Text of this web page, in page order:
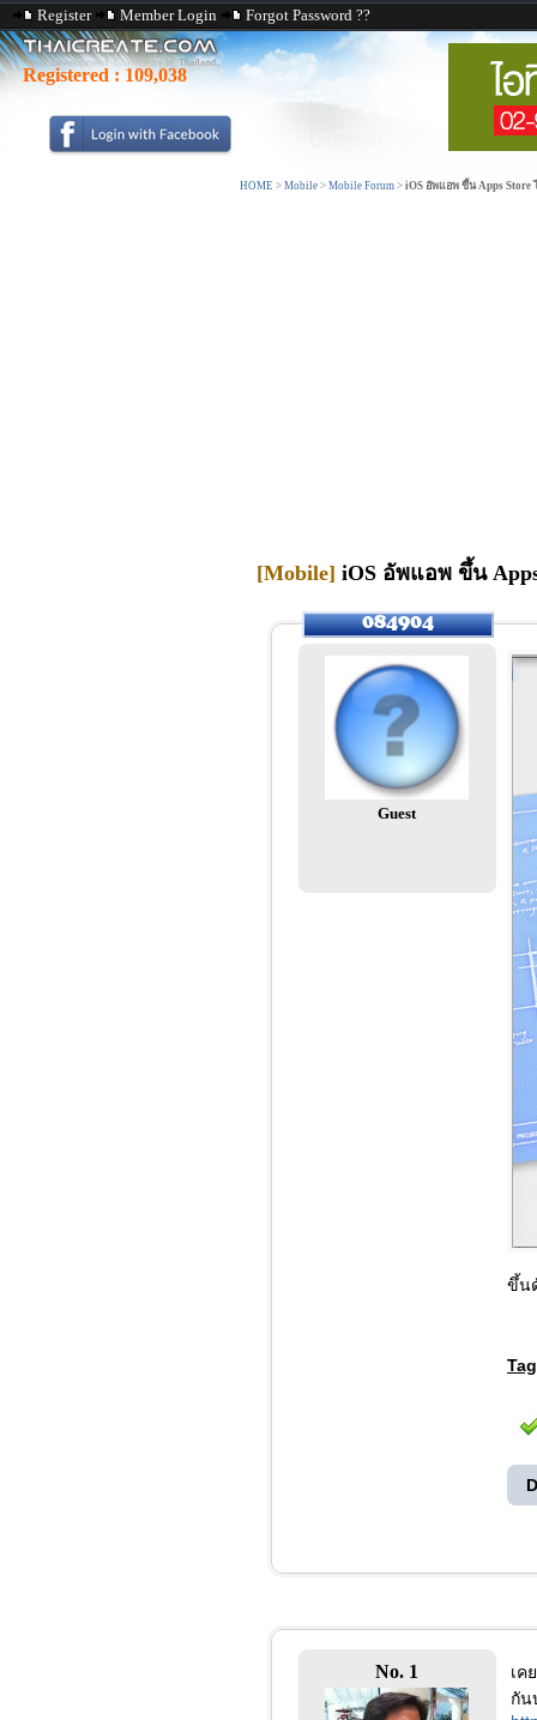
Register Member Login Forgot Password ??
Registered : 109,038
HOME > Mobile > Mobile Forum > iOS อัพแอพ ขึ้น Apps
[Mobile] iOS อัพแอพ ขึ้น
Guest
ขึ้น
Tag
No. 1
เค
กัน